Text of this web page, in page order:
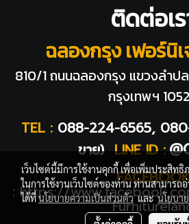
ติดต่อเ
ฉลองกรุง เฟอร์นิ
810/1 ถนนฉลองกรุง แขวงลำป
กรุงเทพฯ
TEL : 088-224-6565,
ขาย) LINE ID :
: https://
เว็บไซต์นี้มีการใช้งานคุกกี้ เพื่อเพิ่มประสิท
ในการใช้งานเว็บไซต์ของท่าน ท่านสามารถ
ได้ที่นโยบายความเป็นส่วนตัวและนโยบา